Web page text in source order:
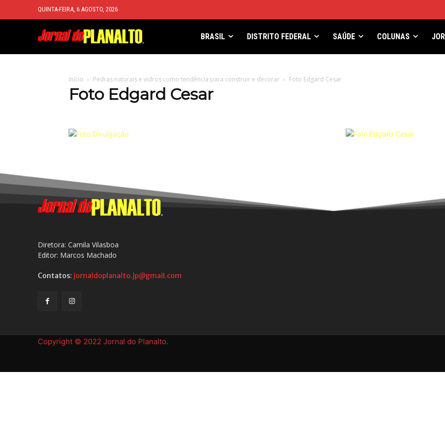
QUINTA-FEIRA, 6 AGOSTO, 2026
BRASIL DISTRITO FEDERAL SAÚDE COLUNAS
Início Pedras naturais e vidros como tendência para construir e decorar Foto Edgard Cesar
Foto Edgard Cesar
Diretora: Camila Vilasboa
Editor: Marcos Machado
Contatos: jornaldoplanalto.jp@gmail.com
Copyright © 2022 Jornal do Planalto.